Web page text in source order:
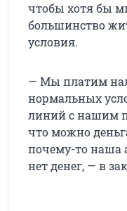
чтобы хотя бы
большинство
условия.
— Мы платим
нормальных
линий с нашим
что можно
почему-то наша
нет денег, — в